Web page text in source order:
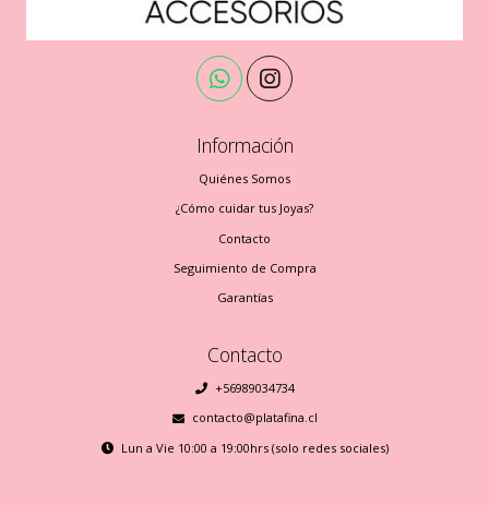
Información
Quiénes Somos
¿Cómo cuidar tus Joyas?
Contacto
Seguimiento de Compra
Garantías
Contacto
+56989034734
contacto@platafina.cl
Lun a Vie 10:00 a 19:00hrs (solo redes sociales)